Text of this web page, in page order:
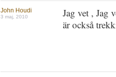
John Houdi
3 maj, 2010
Jag vet ,
är också